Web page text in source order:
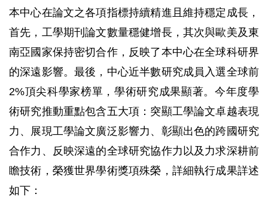
本中心在論文之各項指標持續精進且維持穩定成長，
首先，工學期刊論文數量穩健增長，其次與歐美及東
南亞國家保持密切合作，反映了本中心在全球科研界
的深遠影響。最後，中心近半數研究成員入選全球前
2%頂尖科學家榜單，學術研究成果顯著。今年度學
術研究推動重點包含五大項：突顯工學論文卓越表現
力、展現工學論文廣泛影響力、彰顯出色的跨國研究
合作力、反映深遠的全球研究協作力以及力求深耕前
瞻技術，榮獲世界學術獎項殊榮，詳細執行成果詳述
如下：